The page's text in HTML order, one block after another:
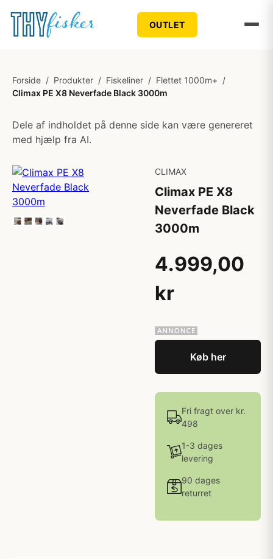
OUTLET
Forside / Produkter / Fiskeliner / Flettet 1000m+ /
Climax PE X8 Neverfade Black 3000m
Dele af indholdet på denne side kan være genereret
med hjælp fra AI.
CLIMAX
Climax PE X8
Neverfade Black
3000m
4.999,00
kr
Køb her
Fri fragt over kr.
498
1-3 dages
levering
90 dages
returret